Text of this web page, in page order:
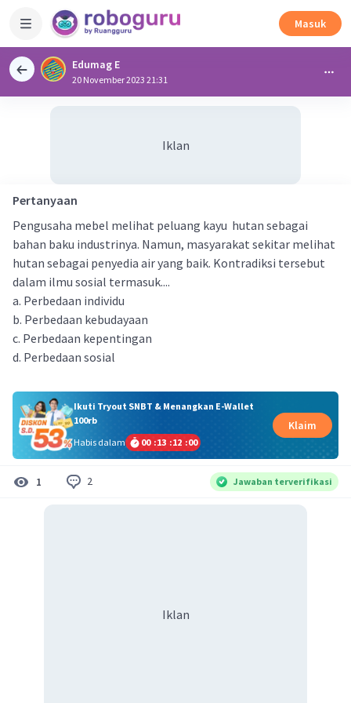
Masuk
Edumag E
20 November 2023 21:31
Iklan
Pertanyaan
Pengusaha mebel melihat peluang kayu hutan sebagai
bahan baku industrinya. Namun, masyarakat sekitar melihat
hutan sebagai penyedia air yang baik. Kontradiksi tersebut
dalam ilmu sosial termasuk....
a. Perbedaan individu
b. Perbedaan kebudayaan
c. Perbedaan kepentingan
d. Perbedaan sosial
Ikuti Tryout SNBT & Menangkan E-Wallet
100rb
Habis dalam
00 :13 :12 :00
Klaim
1 2 Jawaban terverifikasi
Iklan